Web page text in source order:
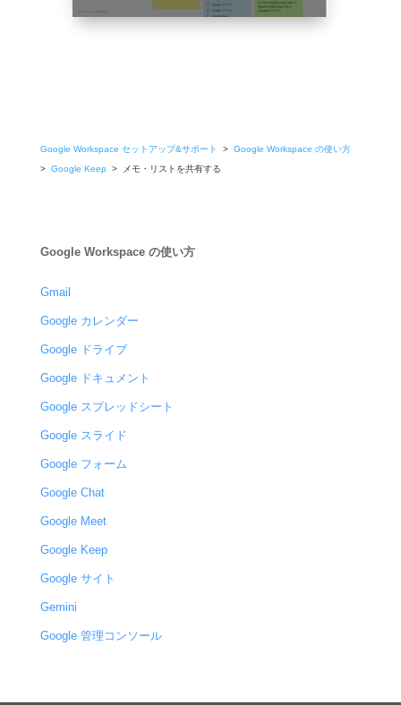
Google Workspace セットアップ&サポート > Google Workspace の使い方
> Google Keep > メモ・リストを共有する
Google Workspace の使い方
Gmail
Google カレンダー
Google ドライブ
Google ドキュメント
Google スプレッドシート
Google スライド
Google フォーム
Google Chat
Google Meet
Google Keep
Google サイト
Gemini
Google 管理コンソール